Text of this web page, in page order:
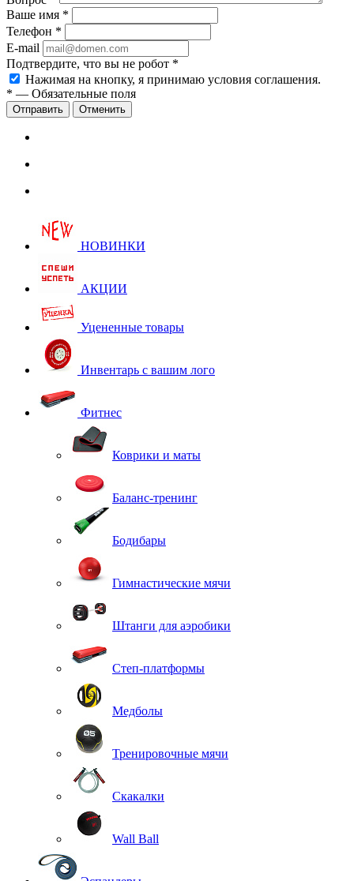
Ваше имя *
Телефон *
E-mail
Подтвердите, что вы не робот *
Нажимая на кнопку, я принимаю условия соглашения.
* — Обязательные поля
Отправить Отменить
НОВИНКИ
АКЦИИ
Уцененные товары
Инвентарь с вашим лого
Фитнес
Коврики и маты
Баланс-тренинг
Бодибары
Гимнастические мячи
Штанги для аэробики
Степ-платформы
Медболы
Тренировочные мячи
Скакалки
Wall Ball